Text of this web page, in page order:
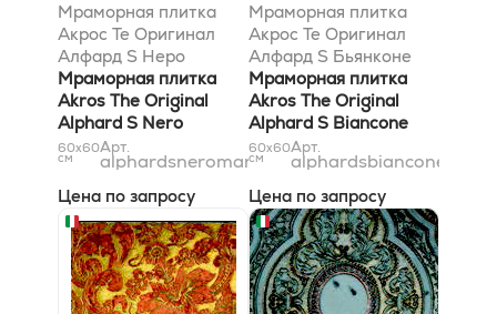
Мраморная плитка
Акрос Те Оригинал
Алфард S Неро
Марквиниа Голд 61x61
Мраморная плитка
Akros The Original
Alphard S Nero
Marquinia Gold 61x61
60x60
см
Арт.
alphardsneromarquiniagold61x61
Цена по запросу
Мраморная плитка
Акрос Те Оригинал
Алфард S Бьянконе
Голд 61x61
Мраморная плитка
Akros The Original
Alphard S Biancone
Gold 61x61
60x60
см
Арт.
Цена по запросу